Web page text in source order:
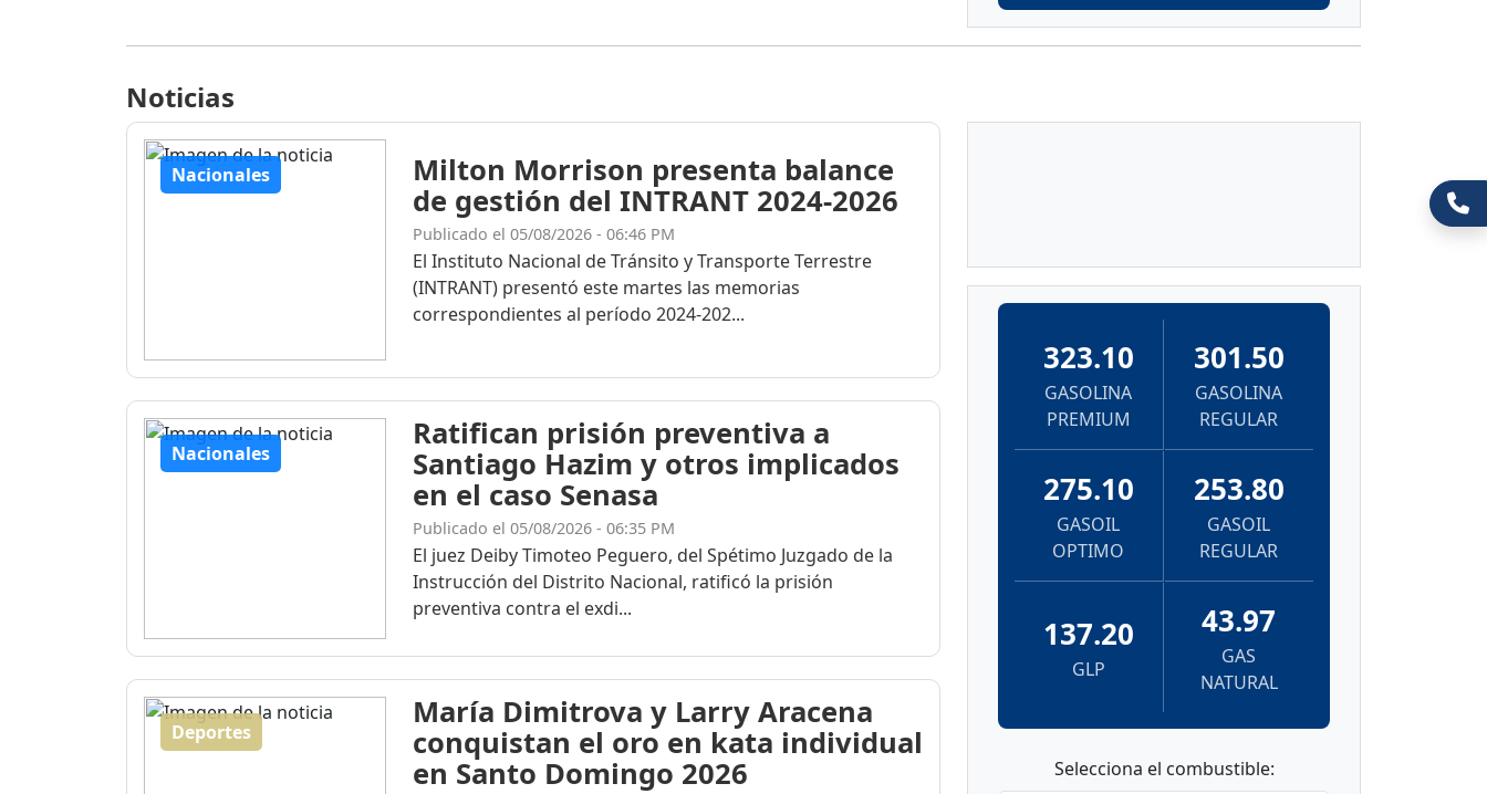
Noticias
Nacionales
Milton Morrison presenta balance
de gestión del INTRANT 2024-2026
Publicado el 05/08/2026 - 06:46 PM
El Instituto Nacional de Tránsito y Transporte Terrestre
(INTRANT) presentó este martes las memorias
correspondientes al período 2024-202...
Nacionales
Ratifican prisión preventiva a
Santiago Hazim y otros implicados
en el caso Senasa
Publicado el 05/08/2026 - 06:35 PM
El juez Deiby Timoteo Peguero, del Spétimo Juzgado de la
Instrucción del Distrito Nacional, ratificó la prisión
preventiva contra el exdi...
Deportes
María Dimitrova y Larry Aracena
conquistan el oro en kata individual
en Santo Domingo 2026
323.10
GASOLINA
PREMIUM
301.50
GASOLINA
REGULAR
275.10
GASOIL
OPTIMO
253.80
GASOIL
REGULAR
137.20
GLP
43.97
GAS
NATURAL
Selecciona el combustible: